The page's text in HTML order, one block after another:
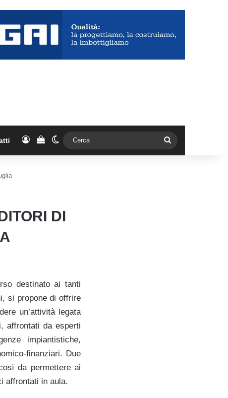
AccediVedi il carrello
Cambia aspetto
DI
destinato ai tanti
si propone di offrire
un’attività legata
affrontati da esperti
impiantistiche,
finanziari. Due
da permettere ai
affrontati in aula.